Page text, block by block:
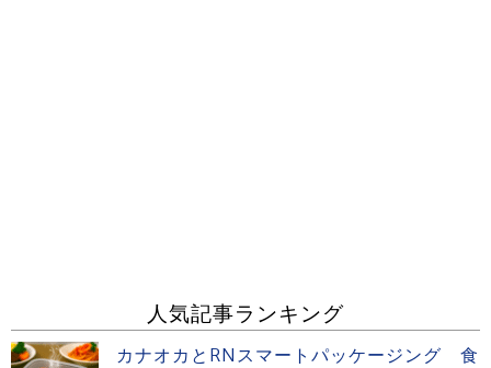
人気記事ランキング
カナオカとRNスマートパッケージング 食